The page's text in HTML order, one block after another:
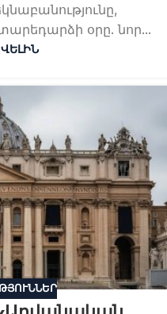
օրը. նոր...